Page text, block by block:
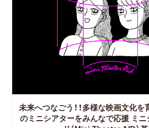
未来へつなごう！！多様な映画文化
のミニシアターをみんなで応援ミニ